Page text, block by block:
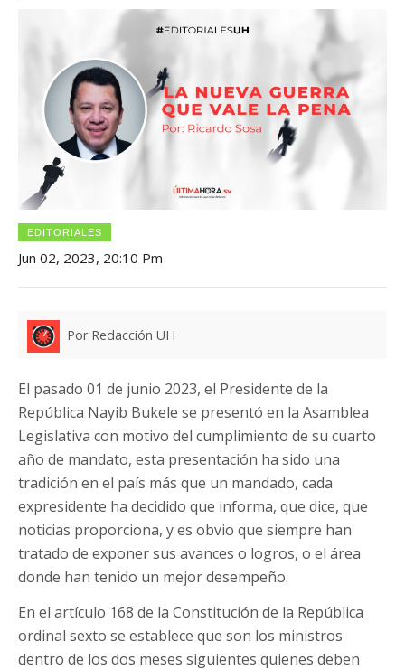
EDITORIALES
Jun 02, 2023, 20:10 Pm
Por Redacción UH
El pasado 01 de junio 2023, el Presidente de la
República Nayib Bukele se presentó en la Asamblea
Legislativa con motivo del cumplimiento de su cuarto
año de mandato, esta presentación ha sido una
tradición en el país más que un mandado, cada
expresidente ha decidido que informa, que dice, que
noticias proporciona, y es obvio que siempre han
tratado de exponer sus avances o logros, o el área
donde han tenido un mejor desempeño.
En el artículo 168 de la Constitución de la República
ordinal sexto se establece que son los ministros
dentro de los dos meses siguientes quienes deben